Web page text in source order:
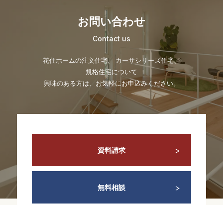
お問い合わせ
Contact us
花住ホームの注文住宅、 カーサシリーズ住宅、
規格住宅について
興味のある方は、お気軽にお申込みください。
資料請求
無料相談